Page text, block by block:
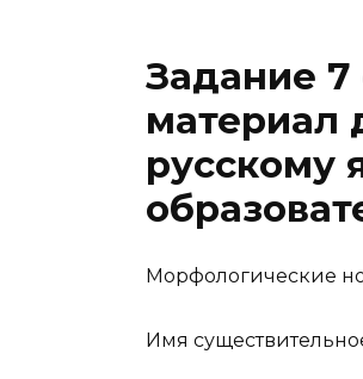
Задание 7
материал
русскому
Морфологические
Имя